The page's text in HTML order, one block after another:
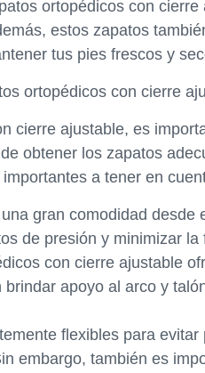
ortopédicos con cierre
estos zapatos
tus pies frescos y
ortopédicos con cierre
cierre ajustable, es
obtener los zapatos
a tener en
gran comodidad desde
de presión y minimizar la
con cierre ajustable
apoyo al arco y
flexibles para evitar
embargo, también es